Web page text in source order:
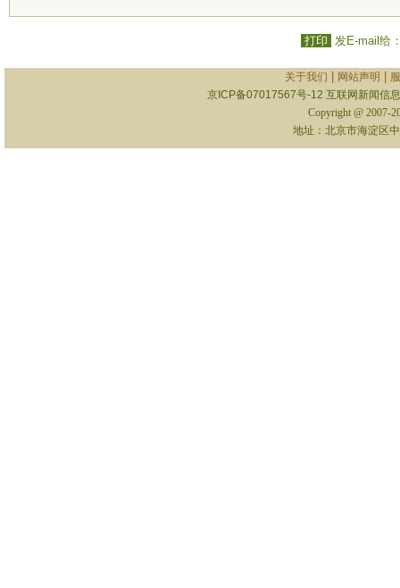
打印 发E-mail给
关于我们 网站声明
京ICP备07017567号-12 互联网新闻信
Copyright @ 2007-
地址：北京市海淀区